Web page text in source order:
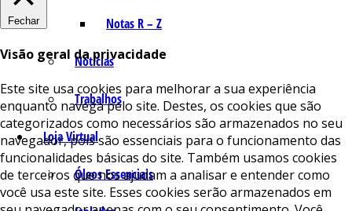
Notas R – Z
Notícias
Trabalhos
Loja Virtual
Óleos Essenciais
Fechar
Visão geral da privacidade
Este site usa cookies para melhorar a sua experiência
enquanto navega pelo site. Destes, os cookies que são
categorizados como necessários são armazenados no seu
navegador, pois são essenciais para o funcionamento das
funcionalidades básicas do site. Também usamos cookies
de terceiros que nos ajudam a analisar e entender como
você usa este site. Esses cookies serão armazenados em